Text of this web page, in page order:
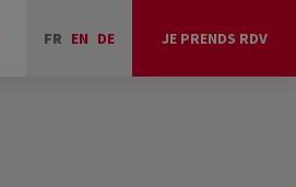
FR EN DE JE PRENDS RDV